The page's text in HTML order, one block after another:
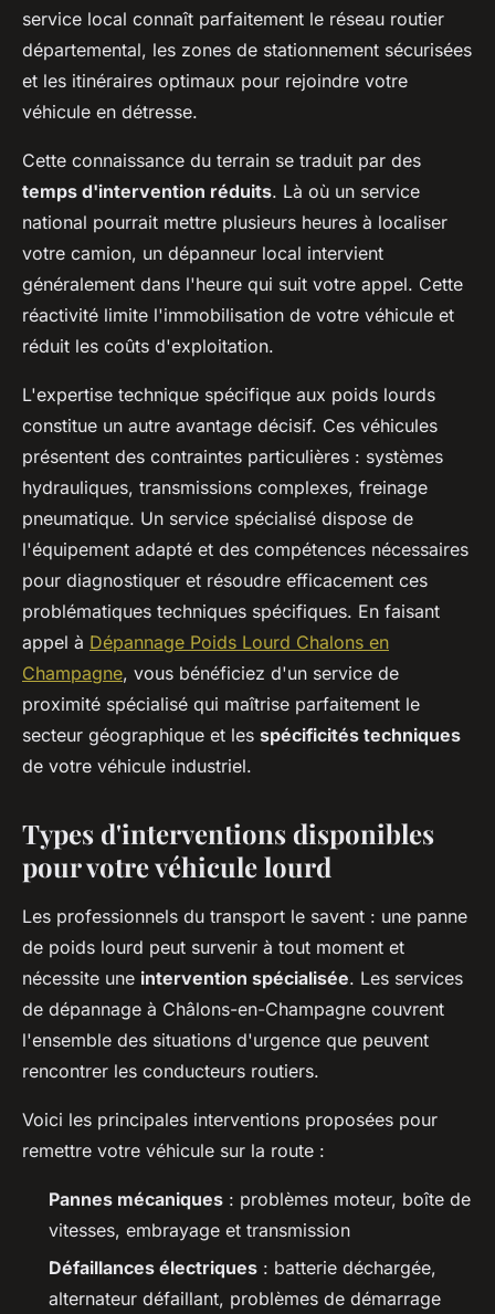
service local connaît parfaitement le réseau routier
départemental, les zones de stationnement sécurisées
et les itinéraires optimaux pour rejoindre votre
véhicule en détresse.
Cette connaissance du terrain se traduit par des
temps d'intervention réduits. Là où un service
national pourrait mettre plusieurs heures à localiser
votre camion, un dépanneur local intervient
généralement dans l'heure qui suit votre appel. Cette
réactivité limite l'immobilisation de votre véhicule et
réduit les coûts d'exploitation.
L'expertise technique spécifique aux poids lourds
constitue un autre avantage décisif. Ces véhicules
présentent des contraintes particulières : systèmes
hydrauliques, transmissions complexes, freinage
pneumatique. Un service spécialisé dispose de
l'équipement adapté et des compétences nécessaires
pour diagnostiquer et résoudre efficacement ces
problématiques techniques spécifiques. En faisant
appel à Dépannage Poids Lourd Chalons en
Champagne, vous bénéficiez d'un service de
proximité spécialisé qui maîtrise parfaitement le
secteur géographique et les spécificités techniques
de votre véhicule industriel.
Types d'interventions disponibles
pour votre véhicule lourd
Les professionnels du transport le savent : une panne
de poids lourd peut survenir à tout moment et
nécessite une intervention spécialisée. Les services
de dépannage à Châlons-en-Champagne couvrent
l'ensemble des situations d'urgence que peuvent
rencontrer les conducteurs routiers.
Voici les principales interventions proposées pour
remettre votre véhicule sur la route :
Pannes mécaniques : problèmes moteur, boîte de
vitesses, embrayage et transmission
Défaillances électriques : batterie déchargée,
alternateur défaillant, problèmes de démarrage